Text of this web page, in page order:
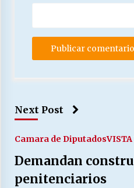
Next Post
Camara de Diputados
Demandan
penitenciarios